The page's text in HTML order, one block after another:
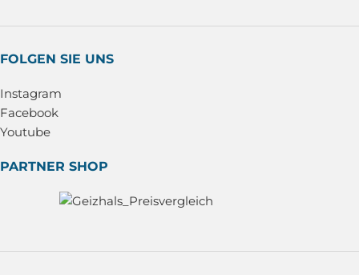
FOLGEN SIE UNS
Instagram
Facebook
Youtube
PARTNER SHOP